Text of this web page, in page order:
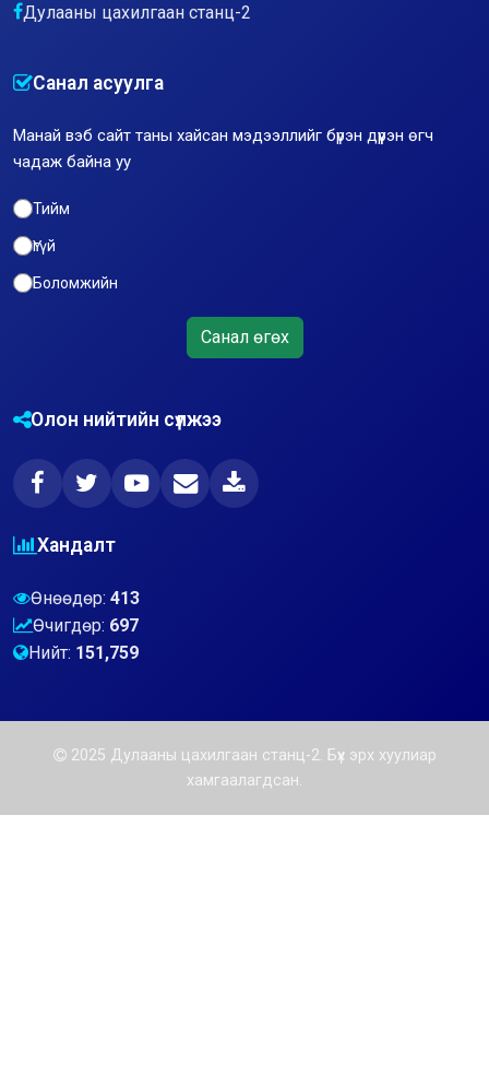
Дулааны цахилгаан станц-2
Санал асуулга
Манай вэб сайт таны хайсан мэдээллийг бүрэн дүүрэн өгч
чадаж байна уу
Тийм
Үгүй
Боломжийн
Санал өгөх
Олон нийтийн сүлжээ
Хандалт
Өнөөдөр: 413
Өчигдөр: 697
Нийт: 151,759
2025 Дулааны цахилгаан станц-2. Бүх эрх хуулиар
хамгаалагдсан.